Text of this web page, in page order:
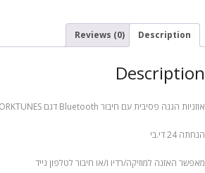
Description
Reviews (0)
Description
אוזניות הגנה פסיבית עם חיבור Bluetooth דגם WORKTUNES
הנחתה 24 די.בי
מאפשר האזנה למוזיקה/רדיו ו/או חיבור לטלפון נייד